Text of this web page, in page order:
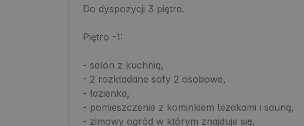
Do dyspozycji 3 piętra.
Piętro -1:
- salon z kuchnią,
- 2 rozkładane sofy 2 osobowe,
- łazienka,
- pomieszczenie z kominkiem leżakami i sauną,
- zimowy ogród w którym znajduje się,